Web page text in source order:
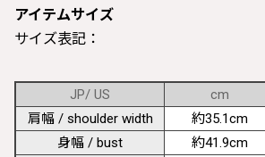
アイテムサイズ
サイズ表記：
JP/ US cm
肩幅 / shoulder width
約35.1cm
身幅 / bust
約41.9cm